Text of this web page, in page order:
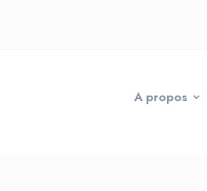
A propos